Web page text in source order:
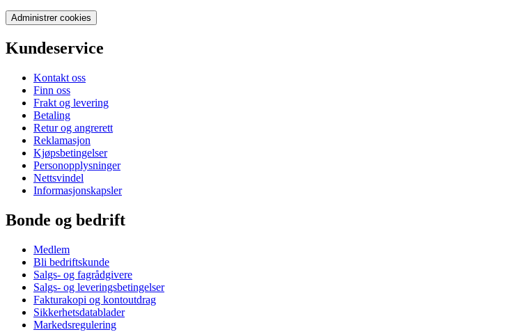
Administrer cookies
Kundeservice
Kontakt oss
Finn oss
Frakt og levering
Betaling
Retur og angrerett
Reklamasjon
Kjøpsbetingelser
Personopplysninger
Nettsvindel
Informasjonskapsler
Bonde og bedrift
Medlem
Bli bedriftskunde
Salgs- og fagrådgivere
Salgs- og leveringsbetingelser
Fakturakopi og kontoutdrag
Sikkerhetsdatablader
Markedsregulering